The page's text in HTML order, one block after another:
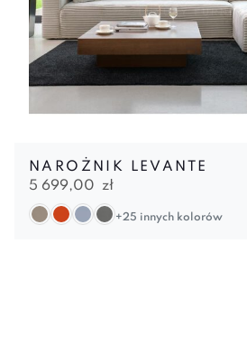
NAROŻNIK LEVANTE
5 699,00 zł
+25 innych kolorów